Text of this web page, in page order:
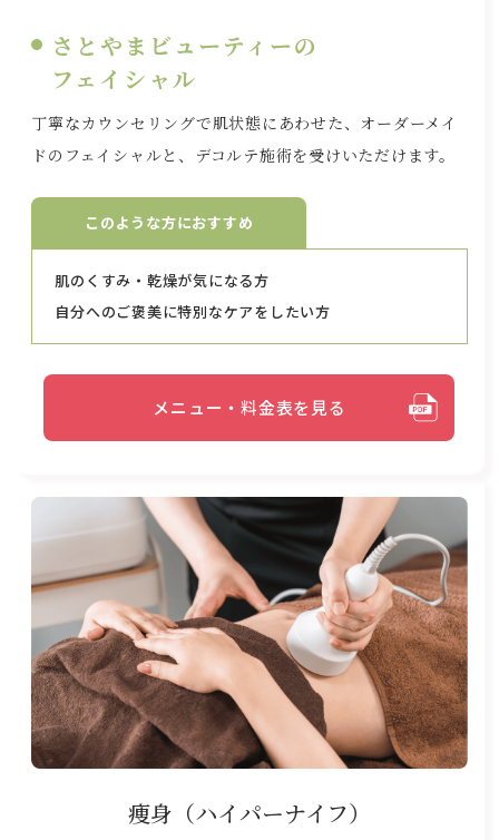
さとやまビューティーの
フェイシャル
丁寧なカウンセリングで肌状態にあわせた、オーダーメイ
ドのフェイシャルと、デコルテ施術を受けいただけます。
このような方におすすめ
肌のくすみ・乾燥が気になる方
自分へのご褒美に特別なケアをしたい方
メニュー・料金表を見る
痩身（ハイパーナイフ）